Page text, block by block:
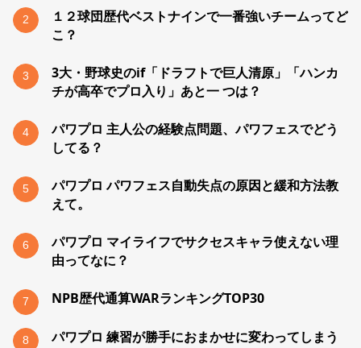
2
１２球団歴代ベストナインで一番強いチームってど
こ？
3
3大・野球史のif「ドラフトで巨人清原」「ハンカ
チが高卒でプロ入り」あと一 つは？
4
パワプロ 主人公の経験点問題、パワフェスでどう
してる？
5
パワプロ パワフェス自動失点の原因と緩和方法教
えて。
6
パワプロ マイライフでサクセスキャラ使えない理
由ってなに？
7 NPB歴代通算WARランキングTOP30
8
パワプロ 練習が勝手におまかせに変わってしまう